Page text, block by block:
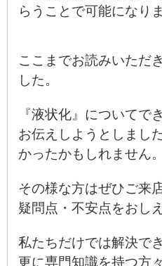
らうことで可能になりま
ここまでお読みいただ
した。
『液状化』についてで
お伝えしようとしまし
かったかもしれません。
その様な方はぜひご来
疑問点・不安点をおし
私たちだけでは解決で
更に専門知識を持つ方